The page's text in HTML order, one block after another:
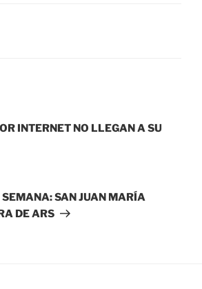
INTERNET NO LLEGAN A SU
SEMANA: SAN JUAN MARÍA
DE ARS